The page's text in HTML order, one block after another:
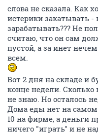
слова не сказала. Как
истерики закатывать
зарабатывать??? Не
считаю, что он сам
пустой, а за инет
всем.
Вот 2 дня на складе и
конце недели.
не знаю. Но осталось
Дома еды нет на самом
10 на фирме, а деньги
ничего "играть" и не